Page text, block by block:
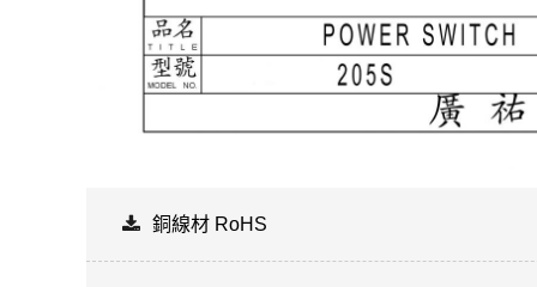
銅線材 RoHS